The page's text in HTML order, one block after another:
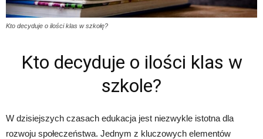
Kto decyduje o ilości klas w szkołę?
Kto decyduje o ilości klas w
szkole?
W dzisiejszych czasach edukacja jest niezwykle istotna dla
rozwoju społeczeństwa. Jednym z kluczowych elementów